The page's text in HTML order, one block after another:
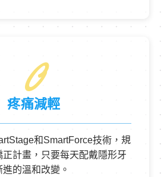
0
疼痛減輕
和SmartForce技術，規
計畫，只要每天配戴隱形牙
的溫和改變。